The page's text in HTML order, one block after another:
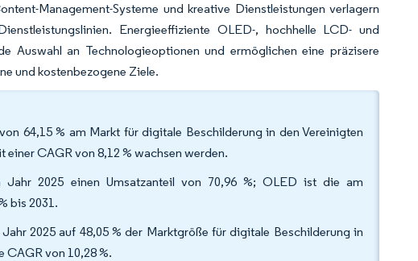
Management-Systeme und kreative Dienstleistungen verlagern
Energieeffiziente OLED-, hochhelle LCD- und
Auswahl an Technologieoptionen und ermöglichen eine präzisere
und kostenbezogene Ziele.
64,15 % am Markt für digitale Beschilderung in den Vereinigten
CAGR von 8,12 % wachsen werden.
Jahr 2025 einen Umsatzanteil von 70,96 %; OLED ist die am
bis 2031.
2025 auf 48,05 % der Marktgröße für digitale Beschilderung in
CAGR von 10,28 %.